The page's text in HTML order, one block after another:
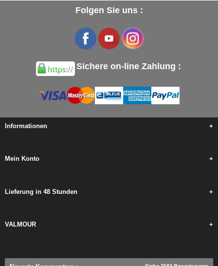
Folgen Sie uns :
Sichere on-line Zahlung :
Informationen +
Mein Konto +
Lieferung in 48 Stunden +
VALMOUR +